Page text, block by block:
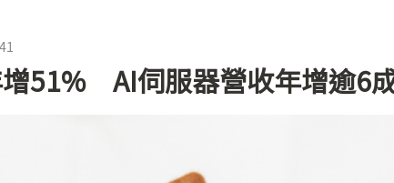
51% AI伺服器營收年增逾6